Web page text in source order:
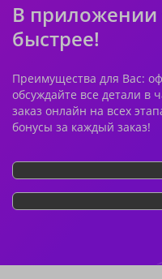
В приложении
быстрее!
Преимущества для Вас:
обсуждайте все детали в
заказ онлайн на всех
бонусы за каждый заказ!